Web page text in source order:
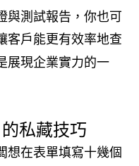
與測試報告，你也可
客戶能更有效率地查
展現企業實力的一
私藏技巧
想在表單填寫十幾個